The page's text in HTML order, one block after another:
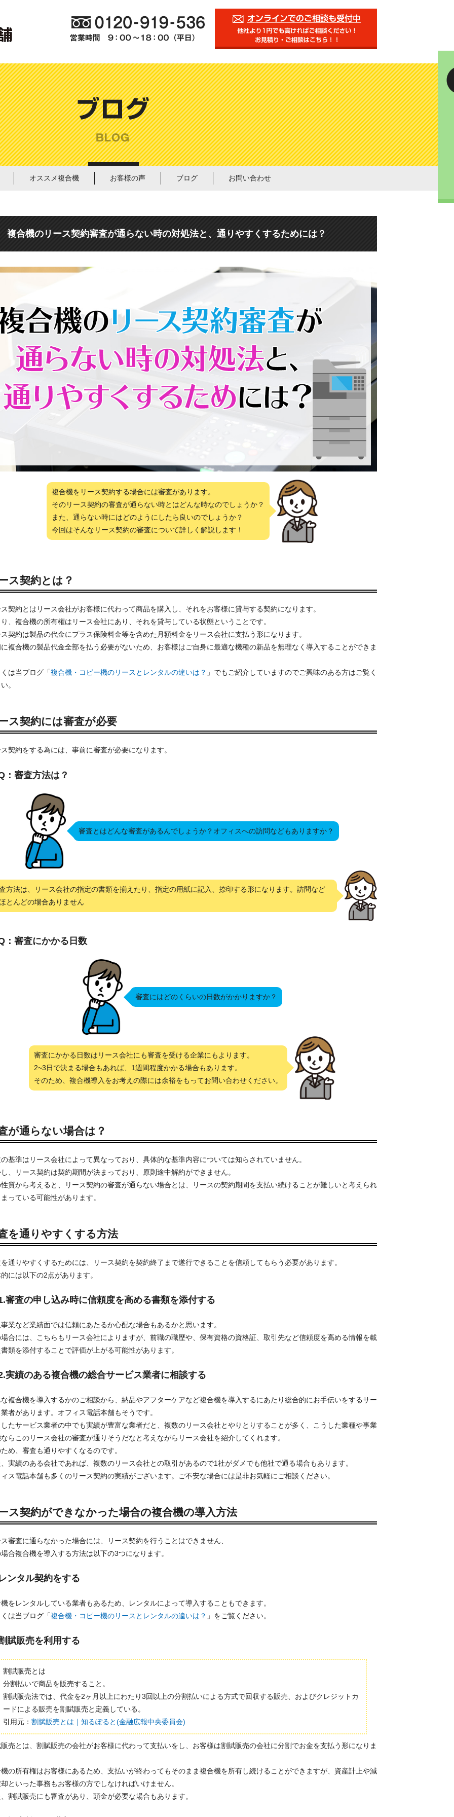
オススメ複合機 お客様の声 ブログ お問い合わせ
複合機のリース契約審査が通らない時の対処法と、通りやすくするためには？
複合機をリース契約する場合には審査があります。
そのリース契約の審査が通らない時とはどんな時なのでしょうか？
また、通らない時にはどのようにしたら良いのでしょうか？
今回はそんなリース契約の審査について詳しく解説します！
ス契約とは？
契約とはリース会社がお客様に代わって商品を購入し、それをお客様に貸与する契約になります。
、複合機の所有権はリース会社にあり、それを貸与している状態ということです。
契約は製品の代金にプラス保険料金等を含めた月額料金をリース会社に支払う形になります。
複合機の製品代金全部を払う必要がないため、お客様はご自身に最適な機種の新品を無理なく導入することができま
は当ブログ「複合機・コピー機のリースとレンタルの違いは？ 」でもご紹介していますのでご興味のある方はご覧く
。
ス契約には審査が必要
契約をする為には、事前に審査が必要になります。
：審査方法は？
審査とはどんな審査があるんでしょうか？オフィスへの訪問などもありますか？
方法は、リース会社の指定の書類を揃えたり、指定の用紙に記入、捺印する形になります。訪問など
とんどの場合ありません
：審査にかかる日数
審査にはどのくらいの日数がかかりますか？
審査にかかる日数はリース会社にも審査を受ける企業にもよります。
2~3日で決まる場合もあれば、1週間程度かかる場合もあります。
そのため、複合機導入をお考えの際には余裕をもってお問い合わせください。
が通らない場合は？
基準はリース会社によって異なっており、具体的な基準内容については知らされていません。
、リース契約は契約期間が決まっており、原則途中解約ができません。
質から考えると、リース契約の審査が通らない場合とは、リースの契約期間を支払い続けることが難しいと考えられ
っている可能性があります。
を通りやすくする方法
通りやすくするためには、リース契約を契約終了まで遂行できることを信頼してもらう必要があります。
には以下の2点があります。
審査の申し込み時に信頼度を高める書類を添付する
業など業績面では信頼にあたるか心配な場合もあるかと思います。
合には、こちらもリース会社によりますが、前職の職歴や、保有資格の資格証、取引先など信頼度を高める情報を載
類を添付することで評価が上がる可能性があります。
実績のある複合機の総合サービス業者に相談する
複合機を導入するかのご相談から、納品やアフターケアなど複合機を導入するにあたり総合的にお手伝いをするサー
者があります。オフィス電話本舗もそうです。
たサービス業者の中でも実績が豊富な業者だと、複数のリース会社とやりとりすることが多く、こうした業種や事業
らこのリース会社の審査が通りそうだなと考えながらリース会社を紹介してくれます。
め、審査も通りやすくなるのです。
実績のある会社であれば、複数のリース会社との取引があるので1社がダメでも他社で通る場合もあります。
ス電話本舗も多くのリース契約の実績がございます。ご不安な場合には是非お気軽にご相談ください。
ス契約ができなかった場合の複合機の導入方法
審査に通らなかった場合には、リース契約を行うことはできません、
合複合機を導入する方法は以下の3つになります。
ンタル契約をする
をレンタルしている業者もあるため、レンタルによって導入することもできます。
は当ブログ「複合機・コピー機のリースとレンタルの違いは？ 」をご覧ください。
賦販売を利用する
割賦販売とは
分割払いで商品を販売すること。
割賦販売法では、代金を2ヶ月以上にわたり3回以上の分割払いによる方式で回収する販売、およびクレジットカ
ードによる販売を割賦販売と定義している。
引用元： 割賦販売とは｜知るぽると(金融広報中央委員会)
売とは、割賦販売の会社がお客様に代わって支払いをし、お客様は割賦販売の会社に分割でお金を支払う形になりま
の所有権はお客様にあるため、支払いが終わってもそのまま複合機を所有し続けることができますが、資産計上や減
といった事務もお客様の方でしなければいけません。
割賦販売にも審査があり、頭金が必要な場合もあります。